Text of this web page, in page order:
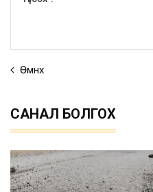
Өмнөх
САНАЛ БОЛГОХ